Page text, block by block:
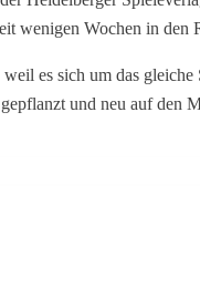
wenigen Wochen in den
es sich um das
und neu auf den